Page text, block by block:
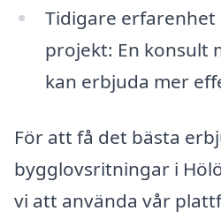
Tidigare erfarenhet
projekt: En konsult
kan erbjuda mer
För att få det bästa
bygglovsritningar i
vi att använda vår